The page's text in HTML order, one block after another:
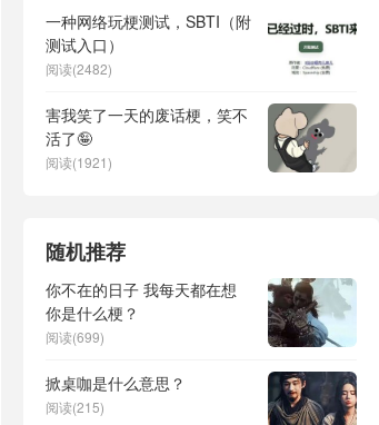
一种网络玩梗测试，SBTI（附
测试入口）
阅读(2482)
害我笑了一天的废话梗，笑不
活了🤪
阅读(1921)
随机推荐
你不在的日子 我每天都在想
你是什么梗？
阅读(699)
掀桌咖是什么意思？
阅读(215)